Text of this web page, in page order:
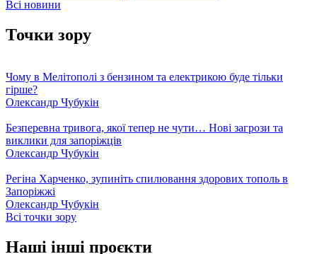
Всі новини
Точки зору
Чому в Мелітополі з бензином та електрикою буде тільки
гірше?
Олександр Чубукін
Безперевна тривога, якої тепер не чути… Нові загрози та
виклики для запоріжців
Олександр Чубукін
Регіна Харченко, зупиніть спилювання здорових тополь в
Запоріжжі
Олександр Чубукін
Всі точки зору
Наші інші проєкти